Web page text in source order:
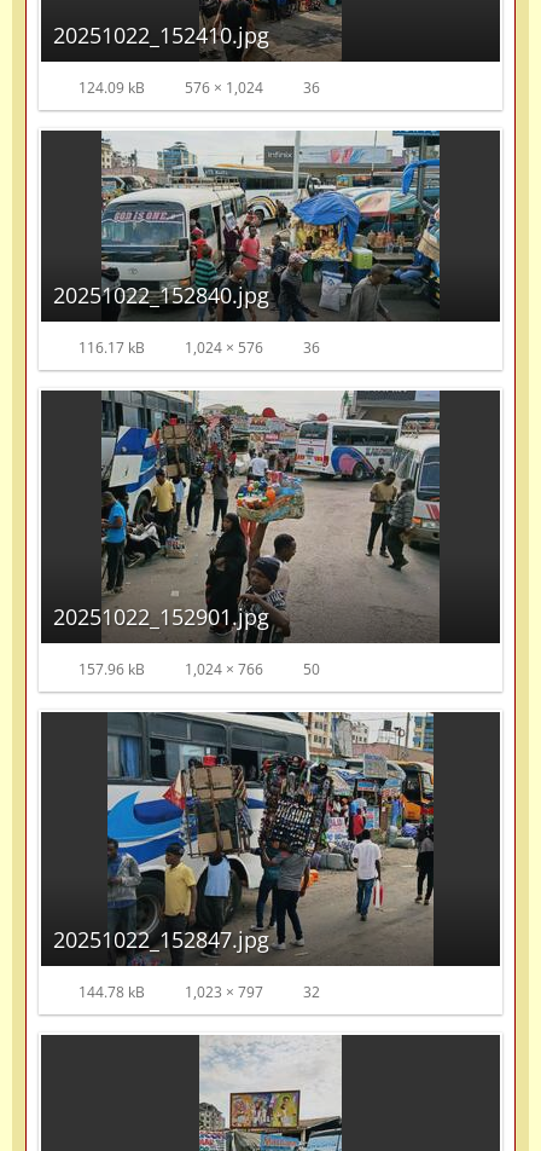
20251022_152410.jpg
124.09 kB 576 × 1,024 36
20251022_152840.jpg
116.17 kB 1,024 × 576 36
20251022_152901.jpg
157.96 kB 1,024 × 766 50
20251022_152847.jpg
144.78 kB 1,023 × 797 32